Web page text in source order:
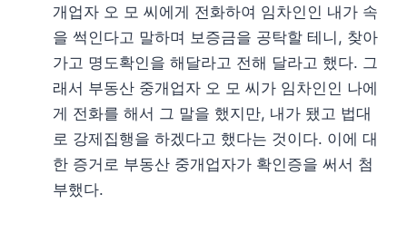
개업자 오 모 씨에게 전화하여 임차인인 내가 속
을 썩인다고 말하며 보증금을 공탁할 테니, 찾아
가고 명도확인을 해달라고 전해 달라고 했다. 그
래서 부동산 중개업자 오 모 씨가 임차인인 나에
게 전화를 해서 그 말을 했지만, 내가 됐고 법대
로 강제집행을 하겠다고 했다는 것이다. 이에 대
한 증거로 부동산 중개업자가 확인증을 써서 첨
부했다.